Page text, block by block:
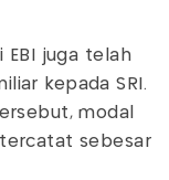
EBI juga telah
kepada SRI.
modal
sebesar